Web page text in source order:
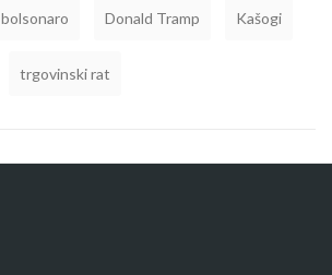
bolsonaro Donald Tramp Kašogi
trgovinski rat